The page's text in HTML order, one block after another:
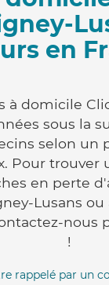
en
à domicile
sous la
selon un
Pour trouver
en perte
Lusans ou
nous
!
rappelé par un